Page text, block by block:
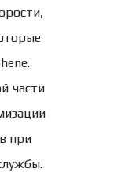
части
при